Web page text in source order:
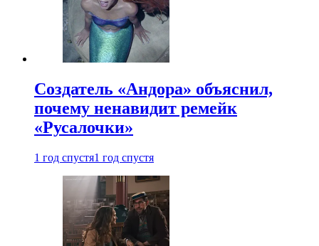
Создатель «Андора» объяснил,
почему ненавидит ремейк
«Русалочки»
1 год спустя1 год спустя